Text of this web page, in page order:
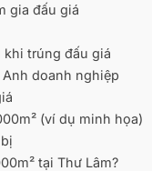
gia đấu giá
khi trúng đấu giá
doanh nghiệp
(ví dụ minh họa)
tại Thư Lâm?